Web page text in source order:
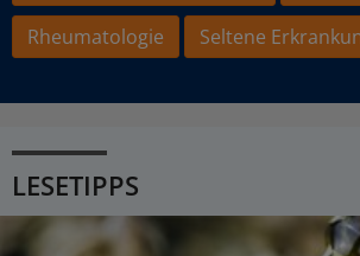
Rheumatologie
Seltene
LESETIPPS